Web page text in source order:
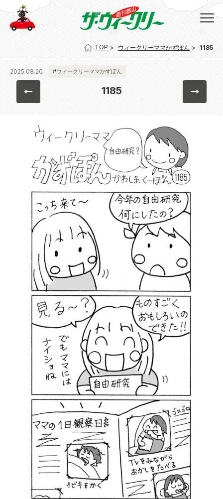
TOP ウィークリーママかずぽん 1185
2025.08.20 #ウィークリーママかずぽん
1185